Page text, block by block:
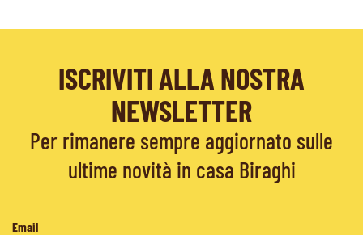
ISCRIVITI ALLA NOSTRA
NEWSLETTER
Per rimanere sempre aggiornato sulle
ultime novità in casa Biraghi
Email